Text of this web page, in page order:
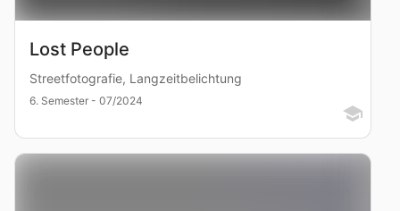
Lost People
Streetfotografie, Langzeitbelichtung
6. Semester - 07/2024